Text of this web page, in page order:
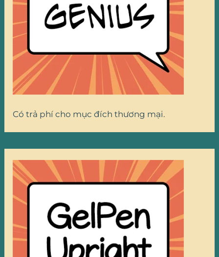
Có trả phí cho mục đích thương mại.